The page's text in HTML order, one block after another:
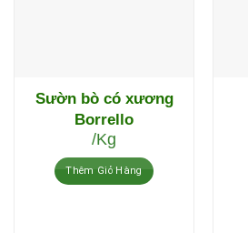
Sườn bò có xương
Borrello
/Kg
Thêm Giỏ Hàng